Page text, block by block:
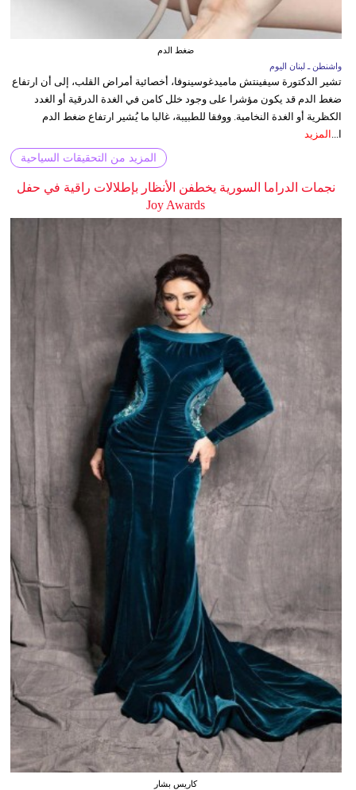
ضغط الدم
واشنطن ـ لبنان اليوم
تشير الدكتورة سيفينتش ماميدغوسينوفا، أخصائية أمراض القلب، إلى أن ارتفاع
ضغط الدم قد يكون مؤشرا على وجود خلل كامن في الغدة الدرقية أو الغدد
الكظرية أو الغدة النخامية. ووفقا للطبيبة، غالبا ما يُشير ارتفاع ضغط الدم
ا... المزيد
المزيد من التحقيقات السياحية
نجمات الدراما السورية يخطفن الأنظار بإطلالات راقية في حفل
Joy Awards
كاريس بشار